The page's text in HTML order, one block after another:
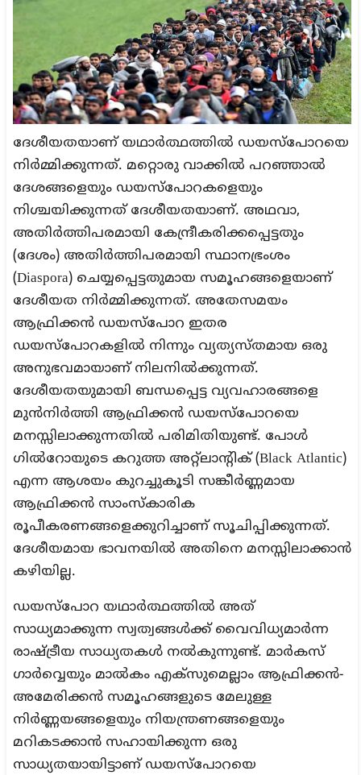
ദേശീയതയാണ് യഥാര്‍ത്ഥത്തില്‍ ഡയസ്‌പോറയെ
നിര്‍മ്മിക്കുന്നത്. മറ്റൊരു വാക്കില്‍ പറഞ്ഞാല്‍
ദേശങ്ങളെയും ഡയസ്‌പോറകളെയും
നിശ്ചയിക്കുന്നത് ദേശീയതയാണ്. അഥവാ,
അതിര്‍ത്തിപരമായി കേന്ദ്രീകരിക്കപ്പെട്ടതും
(ദേശം) അതിര്‍ത്തിപരമായി സ്ഥാനഭ്രംശം
(Diaspora) ചെയ്യപ്പെട്ടതുമായ സമൂഹങ്ങളെയാണ്
ദേശീയത നിര്‍മ്മിക്കുന്നത്. അതേസമയം
ആഫ്രിക്കന്‍ ഡയസ്‌പോറ ഇതര
ഡയസ്‌പോറകളില്‍ നിന്നും വ്യത്യസ്തമായ ഒരു
അനുഭവമായാണ് നിലനില്‍ക്കുന്നത്.
ദേശീയതയുമായി ബന്ധപ്പെട്ട വ്യവഹാരങ്ങളെ
മുന്‍നിര്‍ത്തി ആഫ്രിക്കന്‍ ഡയസ്‌പോറയെ
മനസ്സിലാക്കുന്നതില്‍ പരിമിതിയുണ്ട്. പോള്‍
ഗില്‍റോയുടെ കറുത്ത അറ്റ്‌ലാന്റിക് (Black Atlantic)
എന്ന ആശയം കുറച്ചുകൂടി സങ്കീര്‍ണ്ണമായ
ആഫ്രിക്കന്‍ സാംസ്‌കാരിക
രൂപീകരണങ്ങളെക്കുറിച്ചാണ് സൂചിപ്പിക്കുന്നത്.
ദേശീയമായ ഭാവനയില്‍ അതിനെ മനസ്സിലാക്കാന്‍
കഴിയില്ല.
ഡയസ്‌പോറ യഥാര്‍ത്ഥത്തില്‍ അത്
സാധ്യമാക്കുന്ന സ്വത്വങ്ങള്‍ക്ക് വൈവിധ്യമാര്‍ന്ന
രാഷ്ട്രീയ സാധ്യതകള്‍ നല്‍കുന്നുണ്ട്. മാര്‍കസ്
ഗാര്‍വ്വെയും മാല്‍കം എക്‌സുമെല്ലാം ആഫ്രിക്കന്‍-
അമേരിക്കന്‍ സമൂഹങ്ങളുടെ മേലുള്ള
നിര്‍ണ്ണയങ്ങളെയും നിയന്ത്രണങ്ങളെയും
മറികടക്കാന്‍ സഹായിക്കുന്ന ഒരു
സാധ്യതയായിട്ടാണ് ഡയസ്‌പോറയെ